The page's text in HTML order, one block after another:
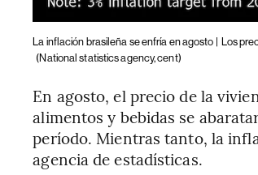
La inflación brasileña se enfría en agosto |
Los
(National statistics agency, cent)
En agosto, el precio de la
alimentos y bebidas se
período. Mientras tanto, la
agencia de estadísticas.